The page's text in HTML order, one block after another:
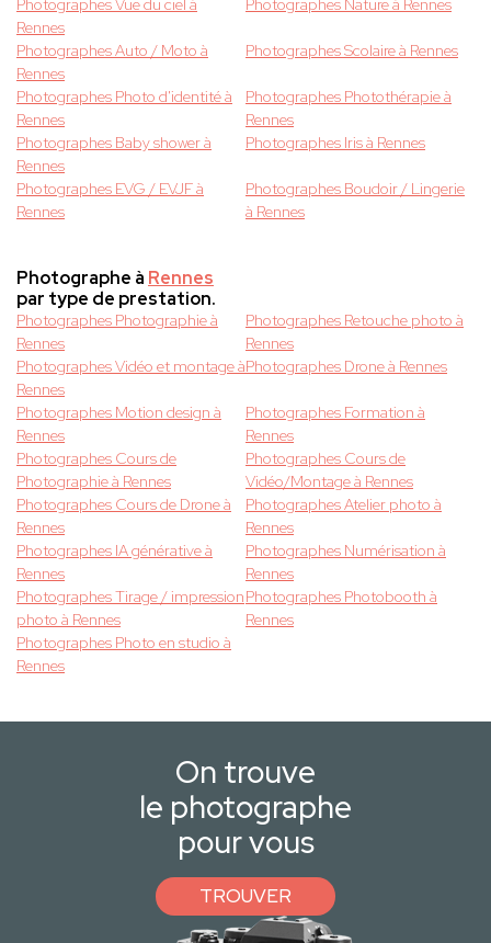
Photographes Vue du ciel à
Rennes
Photographes Nature à Rennes
Photographes Auto / Moto à
Rennes
Photographes Scolaire à Rennes
Photographes Photo d'identité à
Rennes
Photographes Photothérapie à
Rennes
Photographes Baby shower à
Rennes
Photographes Iris à Rennes
Photographes EVG / EVJF à
Rennes
Photographes Boudoir / Lingerie
à Rennes
Photographe à Rennes
par type de prestation.
Photographes Photographie à
Rennes
Photographes Retouche photo à
Rennes
Photographes Vidéo et montage à
Rennes
Photographes Drone à Rennes
Photographes Motion design à
Rennes
Photographes Formation à
Rennes
Photographes Cours de
Photographie à Rennes
Photographes Cours de
Vidéo/Montage à Rennes
Photographes Cours de Drone à
Rennes
Photographes Atelier photo à
Rennes
Photographes IA générative à
Rennes
Photographes Numérisation à
Rennes
Photographes Tirage / impression
photo à Rennes
Photographes Photobooth à
Rennes
Photographes Photo en studio à
Rennes
On trouve
le photographe
pour vous
TROUVER